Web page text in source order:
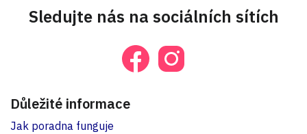
Sledujte nás na sociálních sítích
Důležité informace
Jak poradna funguje